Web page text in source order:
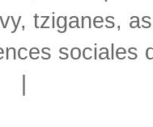
, tziganes,
sociales